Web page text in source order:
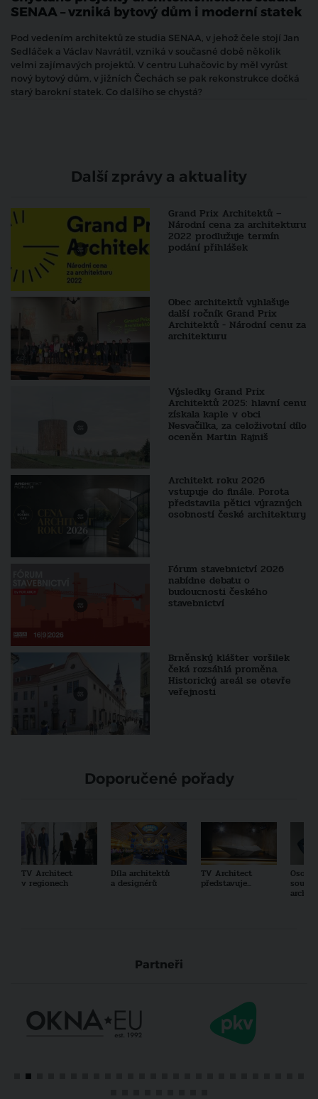
SENAA – vzniká bytový dům i moderní statek
Pod vedením architektů ze studia SENAA, v jehož čele stojí Jan
Sedláček a Václav Navrátil, vzniká v současné době několik
velmi zajímavých projektů. V centru Luhačovic by měl vyrůst
nový bytový dům, v jižních Čechách se pak rekonstrukce dočká
starý barokní statek. Co dalšího se chystá?
Další zprávy a aktuality
Grand Prix Architektů –
Národní cena za architekturu
2022 prodlužuje termín
podání přihlášek
Obec architektů vyhlašuje
další ročník Grand Prix
Architektů - Národní cenu za
architekturu
Výsledky Grand Prix
Architektů 2025: hlavní cenu
získala kaple v obci
Nesvačilka, za celoživotní dílo
oceněn Martin Rajniš
Architekt roku 2026
vstupuje do finále. Porota
představila pětici výrazných
osobností české architektury
Fórum stavebnictví 2026
nabídne debatu o
budoucnosti českého
stavebnictví
Brněnský klášter voršilek
čeká rozsáhlá proměna.
Historický areál se otevře
veřejnosti
Doporučené pořady
TV Architect
v regionech
Díla architektů
a designérů
TV Architect
představuje...
Partneři